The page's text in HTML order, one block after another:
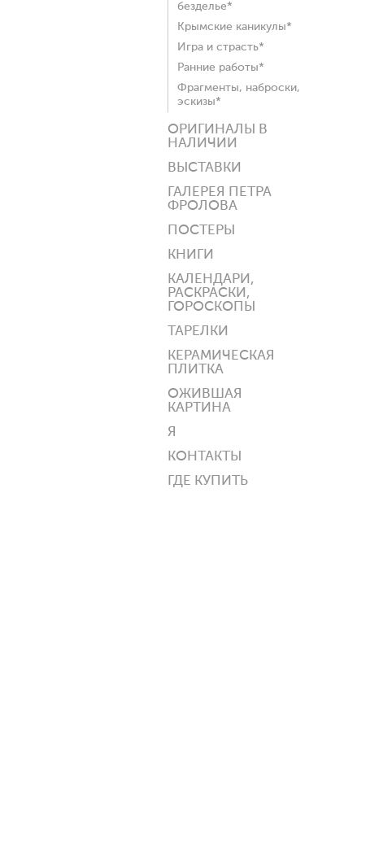
безделье*
Крымские каникулы*
Игра и страсть*
Ранние работы*
Фрагменты, наброски,
эскизы*
ОРИГИНАЛЫ В
НАЛИЧИИ
ВЫСТАВКИ
ГАЛЕРЕЯ ПЕТРА
ФРОЛОВА
ПОСТЕРЫ
КНИГИ
КАЛЕНДАРИ,
РАСКРАСКИ,
ГОРОСКОПЫ
ТАРЕЛКИ
КЕРАМИЧЕСКАЯ
ПЛИТКА
ОЖИВШАЯ
КАРТИНА
Я
КОНТАКТЫ
ГДЕ КУПИТЬ